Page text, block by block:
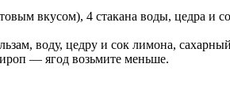
вкусом), 4 стакана воды, цедра и
воду, цедру и сок лимона,
— ягод возьмите меньше.